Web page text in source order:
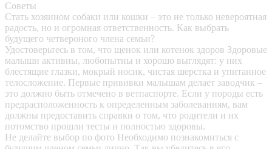
Советы
Стать хозяином собаки или кошки – это не только невероятная
радость, но и огромная ответственность. Как выбрать
будущего четвероного члена семьи?
Удостоверьтесь в том, что щенок или котенок здоров Здоровые
малыши активны, любопытны и хорошо выглядят: у них
блестящие глазки, мокрый носик, чистая шерстка и упитанное
телосложение. Первые прививки малышам делает заводчик –
это должно быть отмечено в ветпаспорте. Если у породы есть
предрасположенность к определенным заболеваниям, вам
должны предоставить справки о том, что родители и их
потомство прошли тесты и полностью здоровы.
Не делайте выбор по фото Необходимо познакомиться с